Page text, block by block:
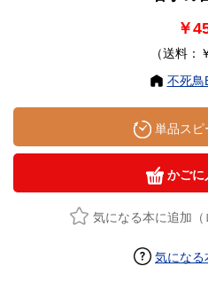
￥
（送料：
不死鳥
単品スピ
かごに
気になる本に追加（
気になる